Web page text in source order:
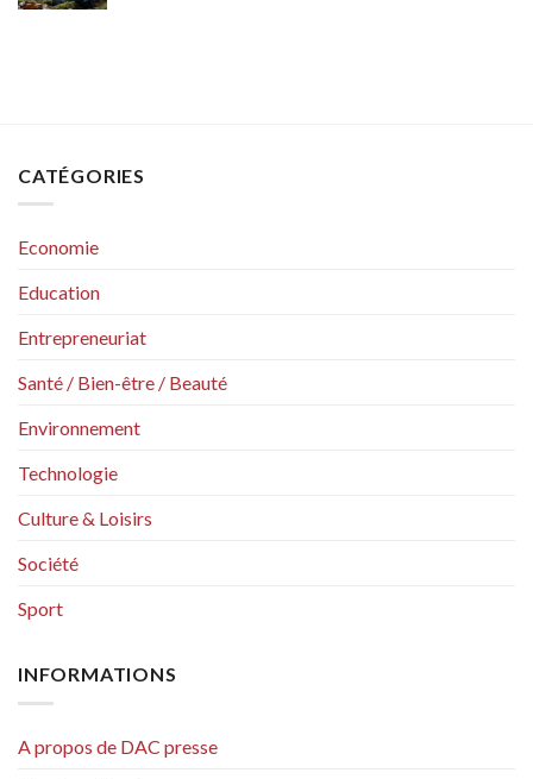
CATÉGORIES
Economie
Education
Entrepreneuriat
Santé / Bien-être / Beauté
Environnement
Technologie
Culture & Loisirs
Société
Sport
INFORMATIONS
A propos de DAC presse